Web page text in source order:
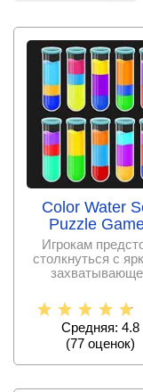
Color Water
Puzzle
Игрокам
столкнуться с
предстоит
Средняя: 4.8
(77 оценок)